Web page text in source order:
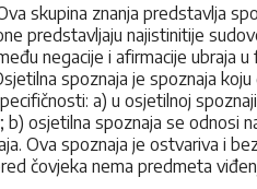
skupina znanja predstavlja
predstavljaju najistinitije
negacije i afirmacije ubraja
spoznaja je spoznaja
a) u osjetilnoj
b) osjetilna spoznaja se odnosi
Ova spoznaja je ostvariva i
čovjeka nema predmeta